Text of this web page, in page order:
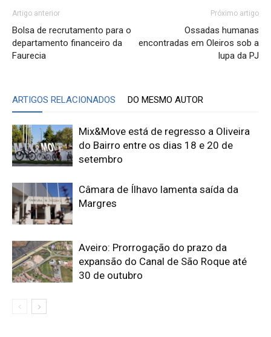
Artigo anterior
Bolsa de recrutamento para o
departamento financeiro da
Faurecia
Próximo artigo
Ossadas humanas
encontradas em Oleiros sob a
lupa da PJ
ARTIGOS RELACIONADOS DO MESMO AUTOR
Mix&Move está de regresso a Oliveira
do Bairro entre os dias 18 e 20 de
setembro
Câmara de Ílhavo lamenta saída da
Margres
Aveiro: Prorrogação do prazo da
expansão do Canal de São Roque até
30 de outubro